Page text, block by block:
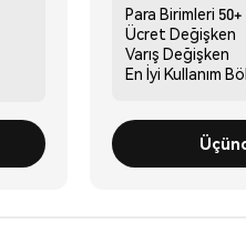
Para Birimleri 50+
Ücret Değişken
Varış Değişken
En İyi Kullanım